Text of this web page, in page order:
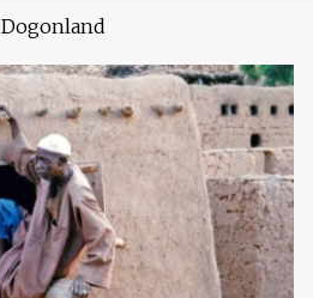
Dogonland